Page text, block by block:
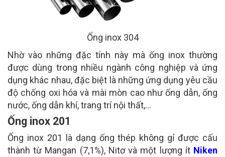
Ống inox 304
Nhờ vào những đặc tính này mà ống inox thường
được dùng trong nhiều ngành công nghiệp và ứng
dụng khác nhau, đặc biệt là những ứng dụng yêu cầu
độ chống oxi hóa và mài mòn cao như ống dẫn, ống
nước, ống dẫn khí, trang trí nội thất,…
Ống inox 201
Ống inox 201 là dạng ống thép không gỉ được cấu
thành từ Mangan (7,1%), Nitơ và một lượng ít Niken